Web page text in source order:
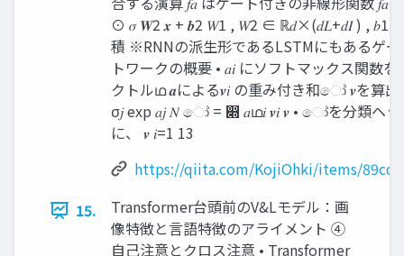
⊙ 𝜎 𝑾2 𝒙 + 𝒃2 𝑊1 , 𝑊2 ∈ ℝ𝑑×(𝑑𝐿+𝑑𝐼 ) , 𝑏1
積 ※RNNの派生形であるLSTMにもあるゲ
トワークの概要 • 𝑎𝑖 にソフトマックス関数
クトルഥ 𝒂による𝒗𝑖 の重み付き和ෝ 𝒗を算出
σ𝑗 exp 𝑎𝑗 𝑁 ෝ = ෍ 𝑎ഥ𝑖 𝒗𝑖 𝒗 • ෝを分類ヘッ
に、 𝒗 𝑖=1 13
https://qiita.com/KojiOhki/items/
15.
Transformer台頭前のV&Lモデル：画
像特徴と言語特徴のアライメント ④
自己注意とクロス注意 • Transformer